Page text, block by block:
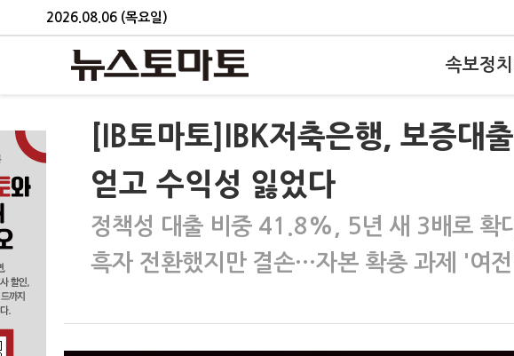
2026.08.06 (목요일)
속보정치
[IB토마토]IBK저축은행, 보증
얻고 수익성 잃었다
정책성 대출 비중 41.8%, 5년 새 3배로 확
흑자 전환했지만 결손…자본 확충 과제 '여